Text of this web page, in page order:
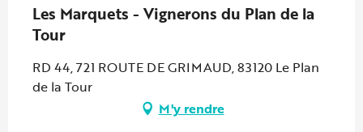
Les Marquets - Vignerons du Plan de la
Tour
RD 44, 721 ROUTE DE GRIMAUD, 83120 Le Plan
de la Tour
M'y rendre